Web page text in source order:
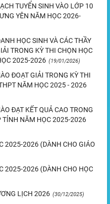
TUYỂN SINH VÀO LỚP 10
YÊN NĂM HỌC 2026-
HỌC SINH VÀ CÁC THẦY
TRONG KỲ THI CHỌN HỌC
2025-2026 (19/01/2026)
ĐOẠT GIẢI TRONG KỲ THI
NĂM HỌC 2025 - 2026
ĐẠT KẾT QUẢ CAO TRONG
TỈNH NĂM HỌC 2025-2026
2025-2026 (DÀNH CHO GIÁO
2025-2026 (DÀNH CHO HỌC
LỊCH 2026 (30/12/2025)